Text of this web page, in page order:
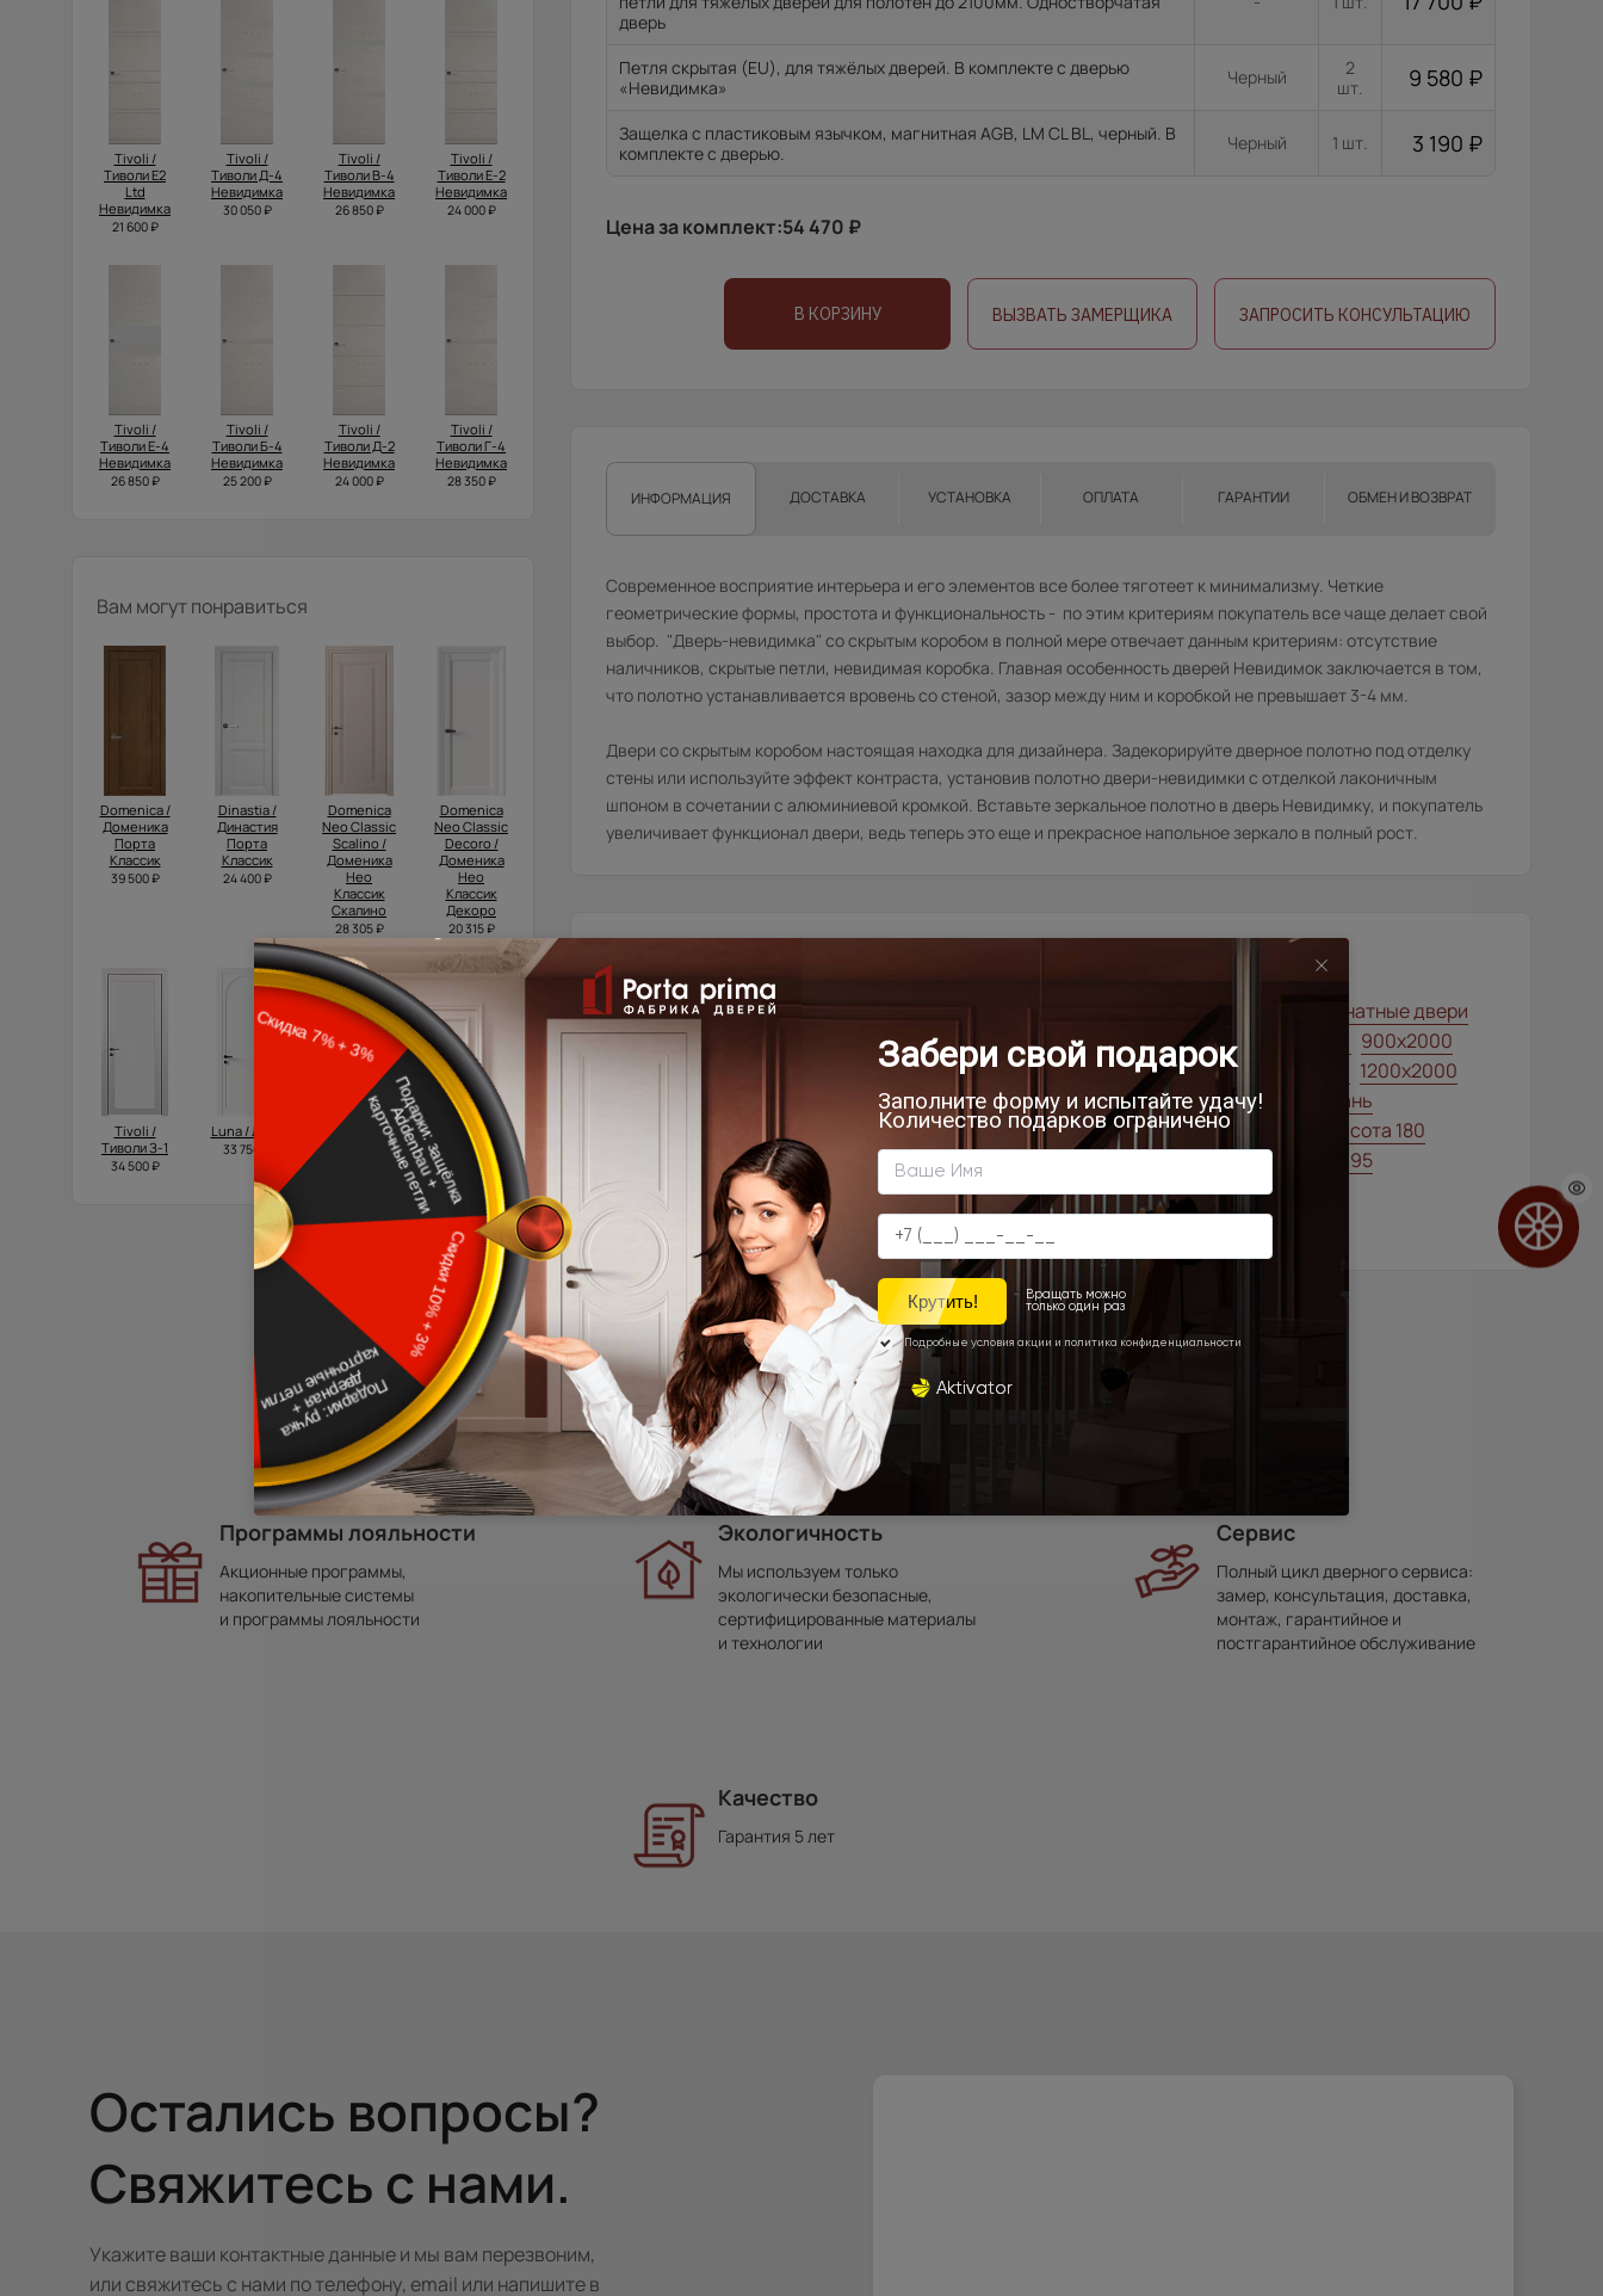
Tivoli /
Тиволи Е2
Ltd
Невидимка
21 600 ₽
Tivoli /
Тиволи Д-4
Невидимка
30 050 ₽
Tivoli /
Тиволи В-4
Невидимка
26 850 ₽
Tivoli /
Тиволи Е-2
Невидимка
24 000 ₽
Tivoli /
Тиволи Е-4
Невидимка
26 850 ₽
Tivoli /
Тиволи Б-4
Невидимка
25 200 ₽
Tivoli /
Тиволи Д-2
Невидимка
24 000 ₽
Tivoli /
Тиволи Г-4
Невидимка
28 350 ₽
Вам могут понравиться
Domenica /
Доменика
Порта
Классик
39 500 ₽
Dinastia /
Династия
Порта
Классик
24 400 ₽
Domenica
Neo Classic
Scalino /
Доменика
Нео
Классик
Скалино
28 305 ₽
Domenica
Neo Classic
Decoro /
Доменика
Нео
Классик
Декоро
20 315 ₽
Tivoli /
Тиволи З-1
34 500 ₽
Luna / Луна
33 750 ₽
Tivoli /
Тиволи А-1
Tivoli /
Тиволи А-1
18 827 ₽
дверь
Петля скрытая (EU), для тяжёлых дверей. В комплекте с дверью
«Невидимка»
Черный
2
шт.
9 580 ₽
Защелка с пластиковым язычком, магнитная AGB, LM CL BL, черный. В
комплекте с дверью.
Черный 1 шт. 3 190 ₽
Цена за комплект:54 470 ₽
В КОРЗИНУ ВЫЗВАТЬ ЗАМЕРЩИКА ЗАПРОСИТЬ КОНСУЛЬТАЦИЮ
ИНФОРМАЦИЯ ДОСТАВКА УСТАНОВКА ОПЛАТА ГАРАНТИИ ОБМЕН И ВОЗВРАТ
Современное восприятие интерьера и его элементов все более тяготеет к минимализму. Четкие
геометрические формы, простота и функциональность - по этим критериям покупатель все чаще делает свой
выбор. "Дверь-невидимка" со скрытым коробом в полной мере отвечает данным критериям: отсутствие
наличников, скрытые петли, невидимая коробка. Главная особенность дверей Невидимок заключается в том,
что полотно устанавливается вровень со стеной, зазор между ним и коробкой не превышает 3-4 мм.
Двери со скрытым коробом настоящая находка для дизайнера. Задекорируйте дверное полотно под отделку
стены или используйте эффект контраста, установив полотно двери-невидимки с отделкой лаконичным
шпоном в сочетании с алюминиевой кромкой. Вставьте зеркальное полотно в дверь Невидимку, и покупатель
увеличивает функционал двери, ведь теперь это еще и прекрасное напольное зеркало в полный рост.
Товар относится к категориям:
Стильные современные межкомнатные двери
600x2000 700x1900
900x2000
800х2500 700x2200
1200x2000
Белый ясень (nano-flex)
Шампань
Скрытые двери (невидимки)
Высота 180
Высота 195
Высота 205 Высота 210
Межкомнатные двери экошпон
Наши преимущества
Программы лояльности
Акционные программы,
накопительные системы
и программы лояльности
Экологичность
Мы используем только
экологически безопасные,
сертифицированные материалы
и технологии
Сервис
Полный цикл дверного сервиса:
замер, консультация, доставка,
монтаж, гарантийное и
постгарантийное обслуживание
Качество
Гарантия 5 лет
Остались вопросы?
Свяжитесь с нами.
Укажите ваши контактные данные и мы вам перезвоним,
или свяжитесь с нами по телефону, email или напишите в